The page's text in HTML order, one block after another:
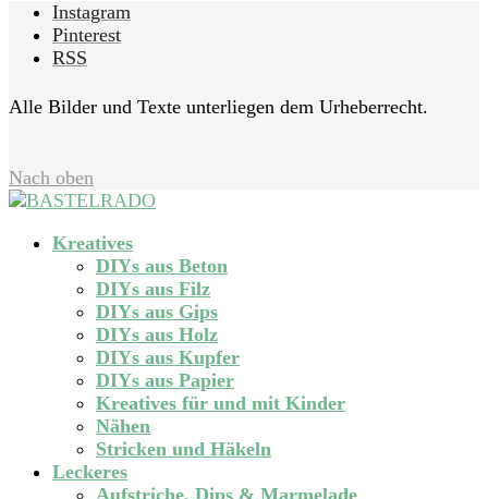
Instagram
Pinterest
RSS
Alle Bilder und Texte unterliegen dem Urheberrecht.
Nach oben
Kreatives
DIYs aus Beton
DIYs aus Filz
DIYs aus Gips
DIYs aus Holz
DIYs aus Kupfer
DIYs aus Papier
Kreatives für und mit Kinder
Nähen
Stricken und Häkeln
Leckeres